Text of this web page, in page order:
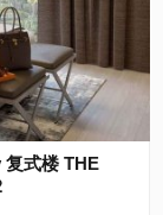
式楼 THE